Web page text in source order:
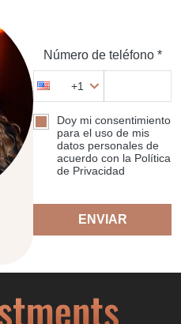
Número de teléfono *
+1
Doy mi consentimiento
para el uso de mis
datos personales de
acuerdo con la Política
de Privacidad
ENVIAR